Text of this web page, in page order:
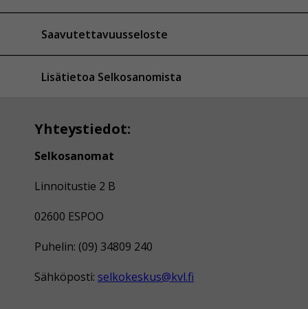
Saavutettavuusseloste
Lisätietoa Selkosanomista
Yhteystiedot:
Selkosanomat
Linnoitustie 2 B
02600 ESPOO
Puhelin: (09) 34809 240
Sähköposti: selkokeskus@kvl.fi